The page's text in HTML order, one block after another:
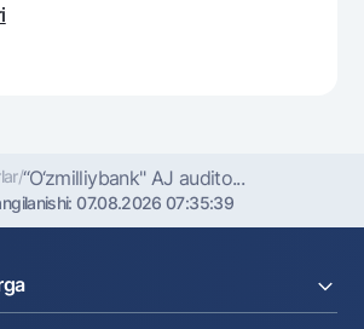
/“O‘zmilliybank" AJ audito...
07.08.2026 07:35:39